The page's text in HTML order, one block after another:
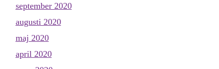
september 2020
augusti 2020
maj 2020
april 2020